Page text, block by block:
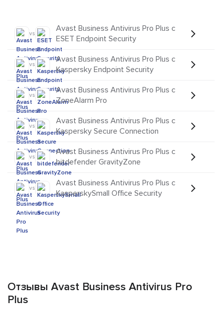
vs
Avast Business Antivirus Pro Plus с
ESET Endpoint Security
vs
Avast Business Antivirus Pro Plus с
Kaspersky Endpoint Security
vs
Avast Business Antivirus Pro Plus с
ZoneAlarm Pro
vs
Avast Business Antivirus Pro Plus с
Kaspersky Secure Connection
vs
Avast Business Antivirus Pro Plus с
bitdefender GravityZone
vs
Avast Business Antivirus Pro Plus с
KasperskySmall Office Security
Отзывы Avast Business Antivirus Pro
Plus